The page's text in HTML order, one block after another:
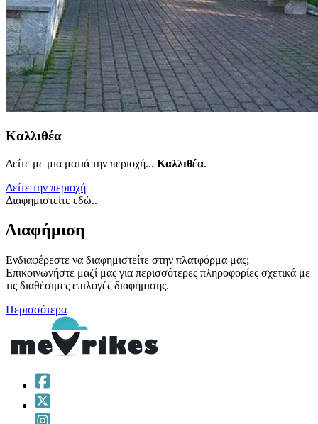
Καλλιθέα
Δείτε με μια ματιά την περιοχή... Καλλιθέα.
Δείτε την περιοχή
Διαφημιστείτε εδώ..
Διαφήμιση
Ενδιαφέρεστε να διαφημιστείτε στην πλατφόρμα μας;
Επικοινωνήστε μαζί μας για περισσότερες πληροφορίες σχετικά με
τις διαθέσιμες επιλογές διαφήμισης.
Περισσότερα